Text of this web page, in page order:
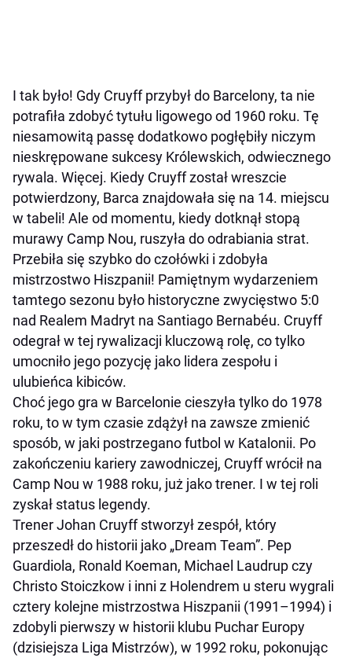
I tak było! Gdy Cruyff przybył do Barcelony, ta nie
potrafiła zdobyć tytułu ligowego od 1960 roku. Tę
niesamowitą passę dodatkowo pogłębiły niczym
nieskrępowane sukcesy Królewskich, odwiecznego
rywala. Więcej. Kiedy Cruyff został wreszcie
potwierdzony, Barca znajdowała się na 14. miejscu
w tabeli! Ale od momentu, kiedy dotknął stopą
murawy Camp Nou, ruszyła do odrabiania strat.
Przebiła się szybko do czołówki i zdobyła
mistrzostwo Hiszpanii! Pamiętnym wydarzeniem
tamtego sezonu było historyczne zwycięstwo 5:0
nad Realem Madryt na Santiago Bernabéu. Cruyff
odegrał w tej rywalizacji kluczową rolę, co tylko
umocniło jego pozycję jako lidera zespołu i
ulubieńca kibiców.
Choć jego gra w Barcelonie cieszyła tylko do 1978
roku, to w tym czasie zdążył na zawsze zmienić
sposób, w jaki postrzegano futbol w Katalonii. Po
zakończeniu kariery zawodniczej, Cruyff wrócił na
Camp Nou w 1988 roku, już jako trener. I w tej roli
zyskał status legendy.
Trener Johan Cruyff stworzył zespół, który
przeszedł do historii jako „Dream Team”. Pep
Guardiola, Ronald Koeman, Michael Laudrup czy
Christo Stoiczkow i inni z Holendrem u steru wygrali
cztery kolejne mistrzostwa Hiszpanii (1991–1994) i
zdobyli pierwszy w historii klubu Puchar Europy
(dzisiejsza Liga Mistrzów), w 1992 roku, pokonując